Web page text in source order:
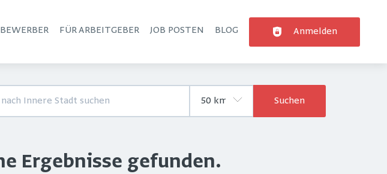
FÜR ARBEITGEBER JOB POSTEN BLOG Anmelden
Suchen
Ergebnisse gefunden.